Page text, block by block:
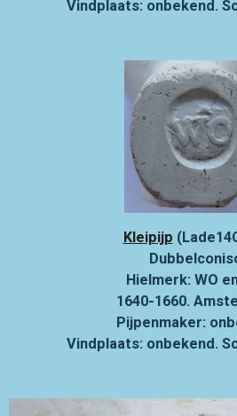
Vindplaats: onbekend.
Kleipijp
Hielmerk: WO
1640-1660.
Pijpenmaker:
Vindplaats: onbekend.